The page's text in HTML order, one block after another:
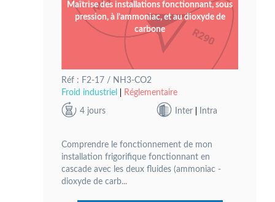
Maîtrise des installations fonctionnant, sous
pression, à l’ammoniac, et au dioxyde de
carbone
Réf : F2-17 / NH3-CO2
Froid industriel
Réglementaire
4 jours Inter Intra
Comprendre le fonctionnement de mon
installation frigorifique fonctionnant en
cascade avec les deux fluides (ammoniac -
dioxyde de carb...